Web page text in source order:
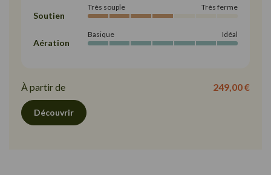
Soutien
Très souple Très ferme
Aération
Basique Idéal
À partir de 249,00 €
Découvrir